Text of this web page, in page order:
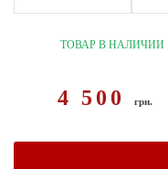
ТОВАР В НАЛИЧИИ
4 500грн.